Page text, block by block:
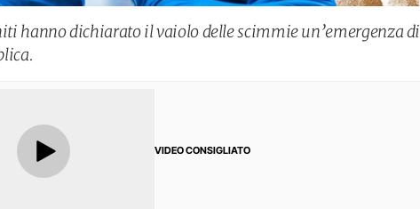
hanno dichiarato il vaiolo delle scimmie un’emergenza di
VIDEO CONSIGLIATO